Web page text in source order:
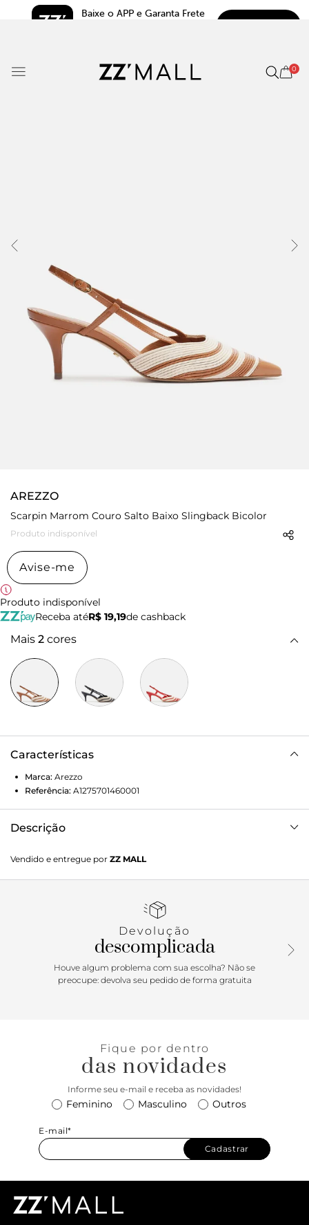
Baixe o APP e Garanta Frete
0
AREZZO
Scarpin Marrom Couro Salto Baixo Slingback Bicolor
Produto indisponível
Avise-me
Produto indisponível
Receba atéR$ 19,19de cashback
Mais 2 cores
Características
Marca: Arezzo
Referência: A1275701460001
Descrição
ponta fina. Fechado, traz cabedal com tiras aplicadas
bicolores e recorte quadrado sobre a parte superior do pé.
laterais e contorna o calcanhar, com fecho em fivela lateral.
Vendido e entregue por ZZ MALL
Devolução
descomplicada
Houve algum problema com sua escolha? Não se
preocupe: devolva seu pedido de forma gratuita
Fique por dentro
das novidades
Informe seu e-mail e receba as novidades!
Feminino Masculino Outros
E-mail*
Cadastrar